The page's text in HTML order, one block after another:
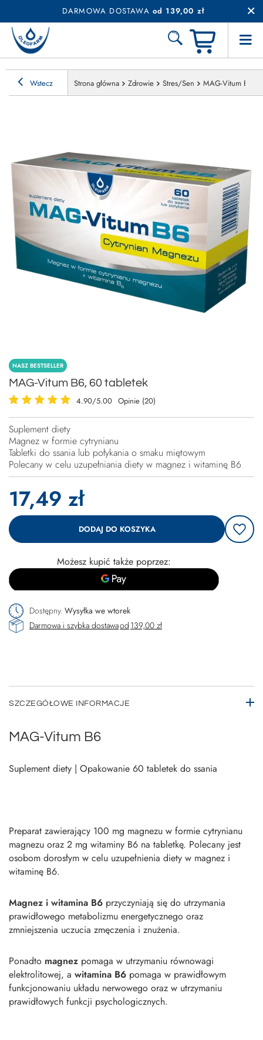
DARMOWA DOSTAWA od 139,00 zł
Wstecz Strona główna Zdrowie Stres/Sen MAG-Vitum B6,
NASZ BESTSELLER
MAG-Vitum B6, 60 tabletek
4.90/5.00 Opinie (20)
Suplement diety
Magnez w formie cytrynianu
Tabletki do ssania lub połykania o smaku miętowym
Polecany w celu uzupełniania diety w magnez i witaminę B6
17,49 zł
DODAJ DO KOSZYKA
Możesz kupić także poprzez:
Dostępny Wysyłka we wtorek
Darmowa i szybka dostawaod 139,00 zł
SZCZEGÓŁOWE INFORMACJE
MAG-Vitum B6
Suplement diety | Opakowanie 60 tabletek do ssania
Preparat zawierający 100 mg magnezu w formie cytrynianu
magnezu oraz 2 mg witaminy B6 na tabletkę. Polecany jest
osobom dorosłym w celu uzupełnienia diety w magnez i
witaminę B6.
Magnez i witamina B6 przyczyniają się do utrzymania
prawidłowego metabolizmu energetycznego oraz
zmniejszenia uczucia zmęczenia i znużenia.
Ponadto magnez pomaga w utrzymaniu równowagi
elektrolitowej, a witamina B6 pomaga w prawidłowym
funkcjonowaniu układu nerwowego oraz w utrzymaniu
prawidłowych funkcji psychologicznych.